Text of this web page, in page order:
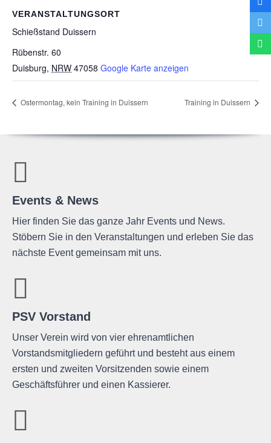
VERANSTALTUNGSORT
Schieß­stand Duissern
Rübenstr. 60
Duisburg, NRW 47058 Google Karte anzeigen
Oster­mon­tag, kein Trai­ning in Duissern Trai­ning in Duissern
Events & News
Hier finden Sie das ganze Jahr Events und News.
Stöbern Sie in den Veranstaltungen und erleben Sie das
nächste Event gemeinsam mit uns.
PSV Vorstand
Unser Verein wird von vier ehrenamtlichen
Vorstandsmitgliedern geführt und besteht aus einem
ersten und zweiten Vorsitzenden sowie einem
Geschäftsführer und einen Kassierer.